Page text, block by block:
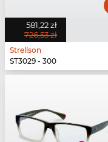
581,22 zł
726,53 zł
Strellson
ST3029 - 300